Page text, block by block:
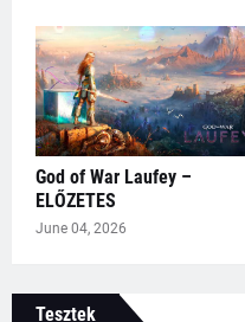
God of War Laufey –
ELŐZETES
June 04, 2026
Tesztek